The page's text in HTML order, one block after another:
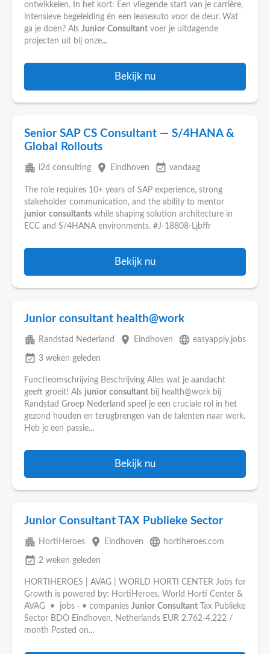
ontwikkelen. In het kort: Een vliegende start van je carrière,
intensieve begeleiding én een leaseauto voor de deur. Wat
ga je doen? Als Junior Consultant voer je uitdagende
projecten uit bij onze...
Bekijk nu
Senior SAP CS Consultant — S/4HANA &
Global Rollouts
apartment i2d consulting place Eindhoven event_available vandaag
The role requires 10+ years of SAP experience, strong
stakeholder communication, and the ability to mentor
junior consultants while shaping solution architecture in
ECC and S/4HANA environments. #J-18808-Ljbffr
Bekijk nu
Junior consultant health@work
apartment Randstad Nederland place Eindhoven language easyapply.jobs
event_available 3 weken geleden
Functieomschrijving Beschrijving Alles wat je aandacht
geeft groeit! Als junior consultant bij health@work bij
Randstad Groep Nederland speel je een cruciale rol in het
gezond houden en terugbrengen van de talenten naar werk.
Heb je een passie...
Bekijk nu
Junior Consultant TAX Publieke Sector
apartment HortiHeroes place Eindhoven language hortiheroes.com
event_available 2 weken geleden
HORTIHEROES | AVAG | WORLD HORTI CENTER Jobs for
Growth is powered by: HortiHeroes, World Horti Center &
AVAG • jobs · • companies Junior Consultant Tax Publieke
Sector BDO Eindhoven, Netherlands EUR 2,762-4,222 /
month Posted on...